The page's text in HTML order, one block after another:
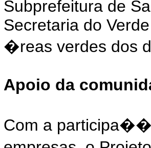
Subprefeitura de
Secretaria do
�reas verdes dos
Apoio da
Com a